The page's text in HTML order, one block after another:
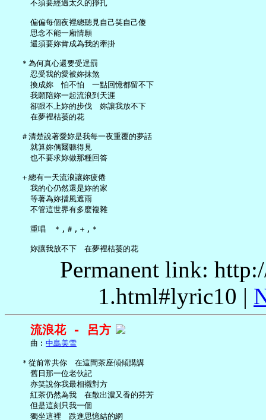
     不須要經過太久的掙扎
     偏偏每個夜裡總聽見自己笑自己傻
     思念不能一廂情願
     還須要妳肯成為我的牽掛
   ＊為何真心還要受逞罰
     忍受我的愛被妳抹煞
     換成妳　怕不怕　一點回憶都留不下
     我願陪妳一起流浪到天涯
     卻跟不上妳的步伐　妳讓我放不下
     在夢裡枯萎的花
   ＃清楚說著愛妳是我每一夜重覆的夢話
     就算妳偶爾聽得見
     也不要求妳做那種回答
   ＋總有一天流浪讓妳疲倦
     我的心仍然還是妳的家
     等著為妳擋風遮雨
     不管這世界有多麼複雜
     重唱　＊,＃,＋,＊
Permanent link:
1.html#lyric10 |
流浪花 - 呂方
     曲︰
中島美雪
   ＊從前常共你　在這間茶座傾傾講講
     舊日那一位老伙記
     亦笑說你我最相襯對方
     紅茶仍然為我　在散出濃又香的芬芳
     但是這刻只我一個
     獨坐這裡　跌進思憶結的網